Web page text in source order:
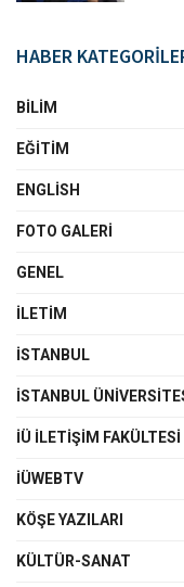
HABER
BILIM
EĞITIM
ENGLISH
FOTO GALERI
GENEL
İLETIM
İSTANBUL
İSTANBUL
İÜ İLETIŞIM FAKÜLTESI
İÜWEBTV
KÖŞE YAZILARI
KÜLTÜR-SANAT